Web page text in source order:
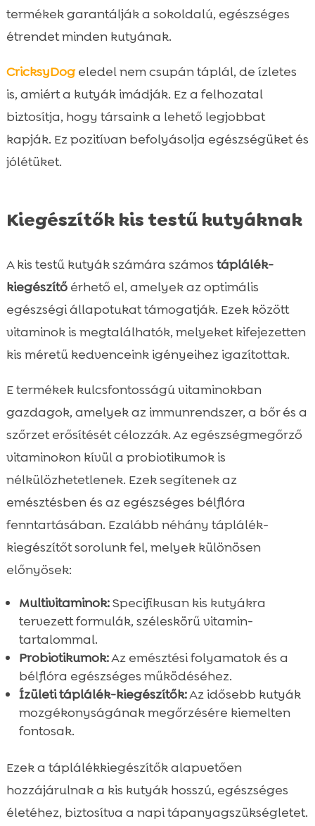
termékek garantálják a sokoldalú, egészséges
étrendet minden kutyának.
CricksyDogeledel nem csupán táplál, de ízletes
is, amiért a kutyák imádják. Ez a felhozatal
biztosítja, hogy társaink a lehető legjobbat
kapják. Ez pozitívan befolyásolja egészségüket és
jólétüket.
Kiegészítők kis testű kutyáknak
A kis testű kutyák számára számos táplálék-
kiegészítőérhető el, amelyek az optimális
egészségi állapotukat támogatják. Ezek között
vitaminok is megtalálhatók, melyeket kifejezetten
kis méretű kedvenceink igényeihez igazítottak.
E termékek kulcsfontosságú vitaminokban
gazdagok, amelyek az immunrendszer, a bőr és a
szőrzet erősítését célozzák. Az egészségmegőrző
vitaminokon kívül a probiotikumok is
nélkülözhetetlenek. Ezek segítenek az
emésztésben és az egészséges bélflóra
fenntartásában. Ezalább néhány táplálék-
kiegészítőt sorolunk fel, melyek különösen
előnyösek:
Multivitaminok:Specifikusan kis kutyákra
tervezett formulák, széleskörű vitamin-
tartalommal.
Probiotikumok:Az emésztési folyamatok és a
bélflóra egészséges működéséhez.
Ízületi táplálék-kiegészítők:Az idősebb kutyák
mozgékonyságának megőrzésére kiemelten
fontosak.
Ezek a táplálékkiegészítők alapvetően
hozzájárulnak a kis kutyák hosszú, egészséges
életéhez, biztosítva a napi tápanyagszükségletet.